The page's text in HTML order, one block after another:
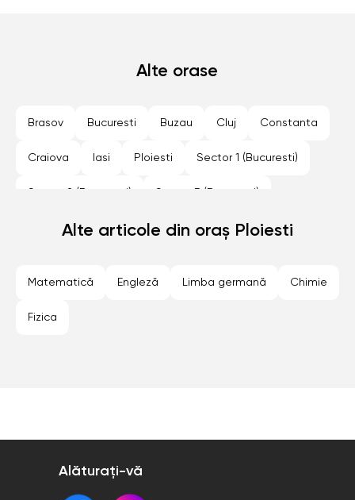
Alte orase
Brasov Bucuresti Buzau Cluj Constanta
Craiova Iasi Ploiesti Sector 1 (Bucuresti)
Sector 2 (Bucuresti) Sector 3 (Bucuresti)
Sector 4 (Bucuresti) Sector 5 (Bucuresti)
Alte articole din oraș Ploiesti
Matematică Engleză Limba germană Chimie
Fizica
Alăturați-vă